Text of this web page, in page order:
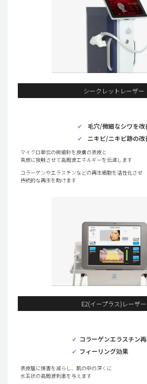
シークレットレーザー
✔
毛穴/微細なシワを改
✔
ニキビ/ニキビ跡の改
マイクロ単位の微細針を皮膚の表皮と
真皮に接触させて高周波エネルギーを伝達します
コラーゲンやエラスチンなどの再生細胞を活性化させ
持続的な再生を助けます
E2(イープラス)レーザー
✔ コラーゲンエラスチン
✔ フィーリング効果
表皮層に傷害を減らし、肌の中の深くに
水玉状の高周波刺激を与えます